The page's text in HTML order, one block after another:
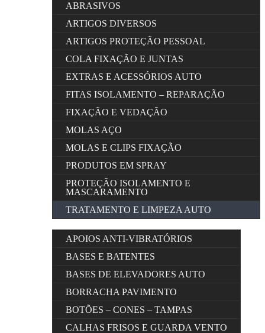
ABRASIVOS
ARTIGOS DIVERSOS
ARTIGOS PROTEÇÃO PESSOAL
COLA FIXAÇÃO E JUNTAS
EXTRAS E ACESSÓRIOS AUTO
FITAS ISOLAMENTO – REPARAÇÃO
FIXAÇÃO E VEDAÇÃO
MOLAS AÇO
MOLAS E CLIPS FIXAÇÃO
PRODUTOS EM SPRAY
PROTEÇÃO ISOLAMENTO E
MASCARAMENTO
TRATAMENTO E LIMPEZA AUTO
APOIOS ANTI-VIBRATÓRIOS
BASES E BATENTES
BASES DE ELEVADORES AUTO
BORRACHA PAVIMENTO
BOTÕES – CONES – TAMPAS
CALHAS FRISOS E GUARDA VENTO